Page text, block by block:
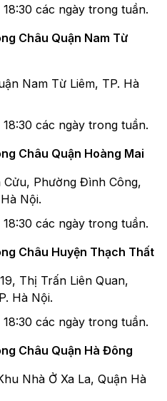
các ngày trong tuần.
Châu Quận Nam Từ
Nam Từ Liêm, TP. Hà
các ngày trong tuần.
Châu Quận Hoàng Mai
Phường Đình Công,
Nội.
các ngày trong tuần.
Châu Huyện Thạch Thất
Thị Trấn Liên Quan,
Hà Nội.
các ngày trong tuần.
Châu Quận Hà Đông
Nhà Ở Xa La, Quận Hà